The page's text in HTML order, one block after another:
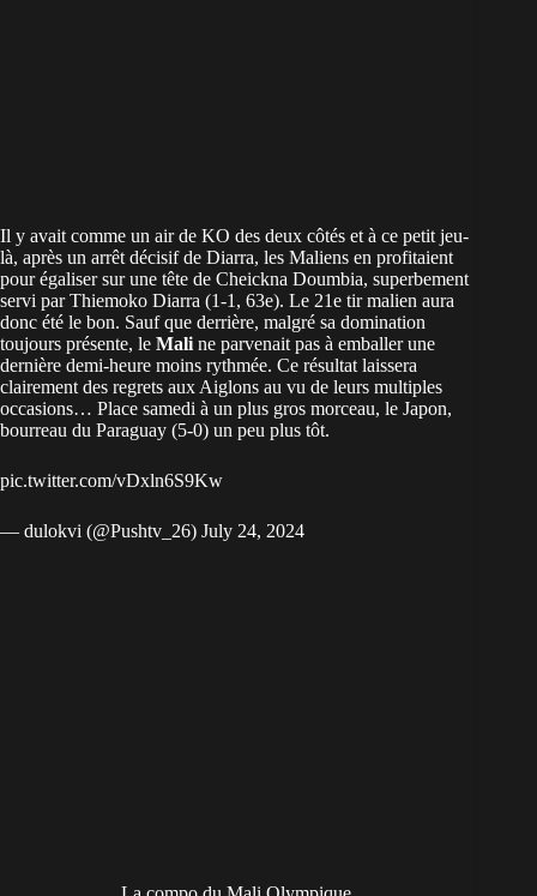
Il y avait comme un air de KO des deux côtés et à ce petit jeu-
là, après un arrêt décisif de Diarra, les Maliens en profitaient
pour égaliser sur une tête de Cheickna Doumbia, superbement
servi par Thiemoko Diarra (1-1, 63e). Le 21e tir malien aura
donc été le bon. Sauf que derrière, malgré sa domination
toujours présente, le Mali ne parvenait pas à emballer une
dernière demi-heure moins rythmée. Ce résultat laissera
clairement des regrets aux Aiglons au vu de leurs multiples
occasions… Place samedi à un plus gros morceau, le Japon,
bourreau du Paraguay (5-0) un peu plus tôt.
pic.twitter.com/vDxln6S9Kw
— dulokvi (@Pushtv_26) July 24, 2024